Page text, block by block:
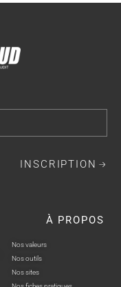
INSCRIPTION
À PROPOS
Nos valeurs
Nos outils
Nos sites